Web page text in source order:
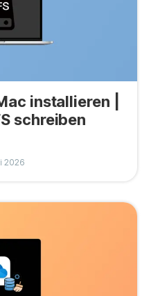
installieren |
schreiben
2026